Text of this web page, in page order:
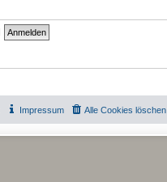
i
Alle Cookies löschen
Impressum